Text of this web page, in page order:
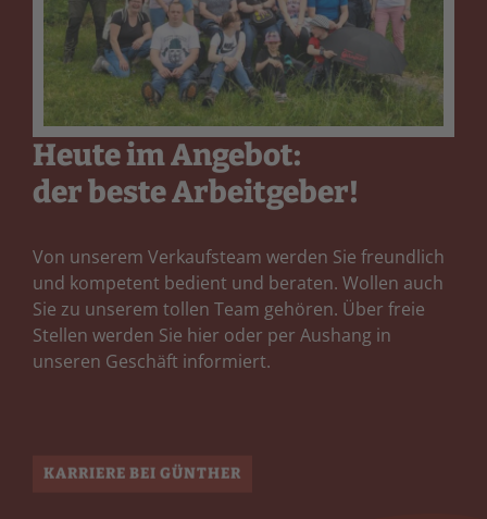
Heute im Angebot:
der beste Arbeitgeber!
Von unserem Verkaufsteam werden Sie freundlich
und kompetent bedient und beraten. Wollen auch
Sie zu unserem tollen Team gehören. Über freie
Stellen werden Sie hier oder per Aushang in
unseren Geschäft informiert.
KARRIERE BEI GÜNTHER